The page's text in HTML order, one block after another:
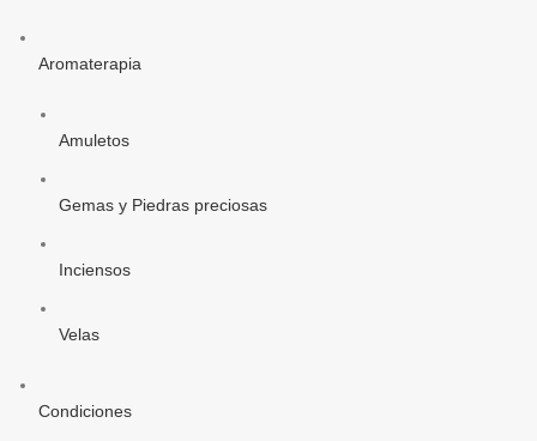
Aromaterapia
Amuletos
Gemas y Piedras preciosas
Inciensos
Velas
Condiciones